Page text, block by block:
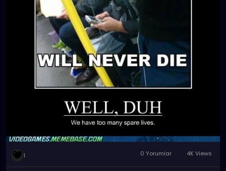
1 0 Yorumlar 4K Views